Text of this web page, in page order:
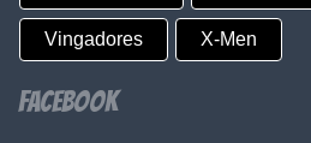
Vingadores X-Men
Facebook